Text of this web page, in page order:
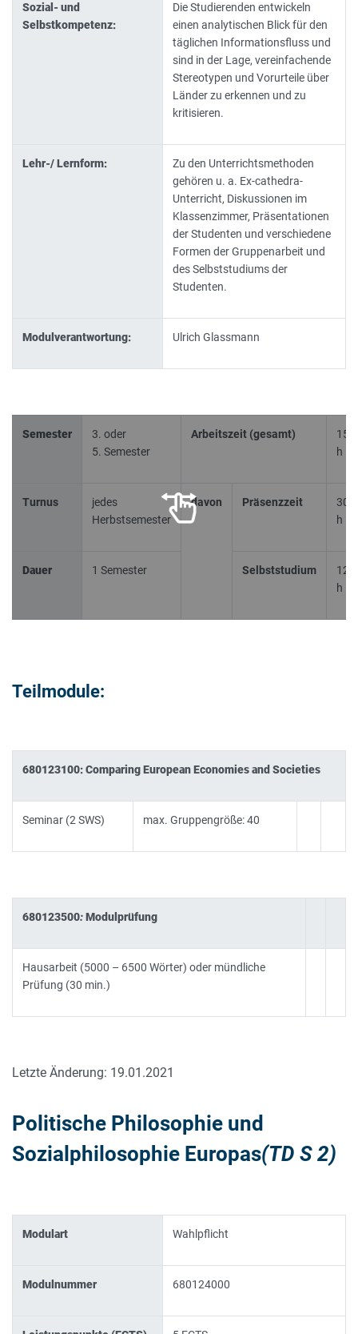
Sozial- und
Selbstkompetenz:
Die Studierenden entwickeln
einen analytischen Blick für den
täglichen Informationsfluss und
sind in der Lage, vereinfachende
Stereotypen und Vorurteile über
Länder zu erkennen und zu
kritisieren.
Lehr-/ Lernform:
Zu den Unterrichtsmethoden
gehören u. a. Ex-cathedra-
Unterricht, Diskussionen im
Klassenzimmer, Präsentationen
der Studenten und verschiedene
Formen der Gruppenarbeit und
des Selbststudiums der
Studenten.
Modulverantwortung: Ulrich Glassmann
Semester
3. oder
5. Semester
Arbeitszeit (gesamt)
150
h
Turnus
jedes
Herbstsemester
davon Präsenzzeit
30
h
Dauer 1 Semester Selbststudium
120
h
Teilmodule:
680123100: Comparing European Economies and Societies
Seminar (2 SWS) max. Gruppengröße: 40
680123500:Modulprüfung
Hausarbeit (5000 – 6500 Wörter) oder mündliche
Prüfung (30 min.)
Letzte Änderung: 19.01.2021
Politische Philosophie und
Sozialphilosophie Europas(TD S 2)
Modulart Wahlpflicht
Modulnummer 680124000